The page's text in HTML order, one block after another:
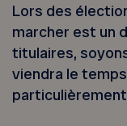
Lors des
marcher est un
titulaires,
viendra le
particulièrement